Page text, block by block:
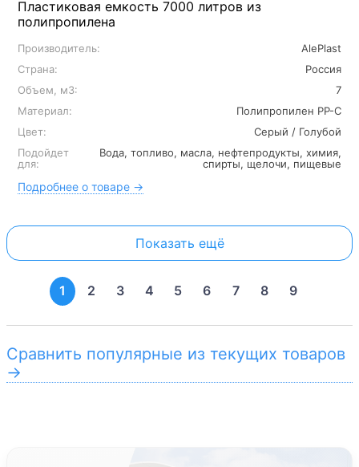
Пластиковая емкость 7000 литров из
полипропилена
Производитель:
AlePlast
Страна:
Россия
Объем, м3:
7
Материал:
Полипропилен PP-C
Цвет:
Серый / Голубой
Подойдет
для:
Вода, топливо, масла, нефтепродукты, химия,
спирты, щелочи, пищевые
Подробнее о товаре →
Показать ещё
1 2 3 4 5 6 7 8 9
Сравнить популярные из текущих товаров
→